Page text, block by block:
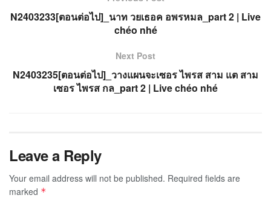
N2403233[ตอนต่อไป]_นาท วยเธอค อพรหมล_part 2 | Live
chéo nhé
Next Post
N2403235[ตอนต่อไป]_วางแผนจะเซอร ไพรส สาม แต สาม
เซอร ไพรส กล_part 2 | Live chéo nhé
Leave a Reply
Your email address will not be published. Required fields are
marked *